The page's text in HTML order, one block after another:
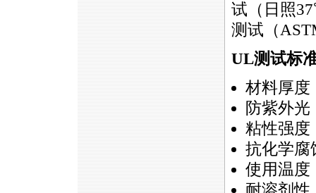
试（日照
测试（
UL测试标
材料厚度
防紫外
粘性强度
抗化学腐
使用温度